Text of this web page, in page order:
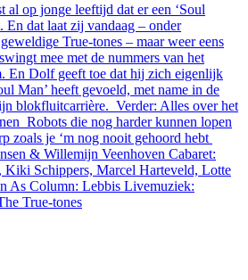
op jonge leeftijd dat er een ‘Soul
En dat laat zij vandaag – onder
True-tones – maar weer eens
mee met de nummers van het
En Dolf geeft toe dat hij zich eigenlijk
Man’ heeft gevoeld, met name in de
blokfluitcarrière. Verder: Alles over het
Robots die nog harder kunnen lopen
zoals je ‘m nog nooit gehoord hebt
& Willemijn Veenhoven Cabaret:
Kiki Schippers, Marcel Harteveld, Lotte
As Column: Lebbis Livemuziek:
True-tones